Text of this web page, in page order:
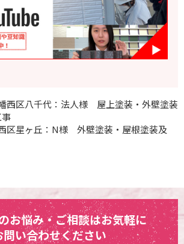
幡西区八千代：法人様 屋上塗装・外壁塗装
西区星ヶ丘：N様 外壁塗装・屋根塗装及
お悩み・ご相談はお気軽に
問い合わせください